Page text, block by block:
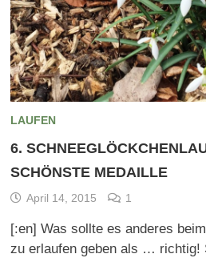
LAUFEN
6.
SCHÖNSTE MEDAILLE
April 14, 2015 1
[:en] Was sollte es anderes
zu erlaufen geben als … richtig!